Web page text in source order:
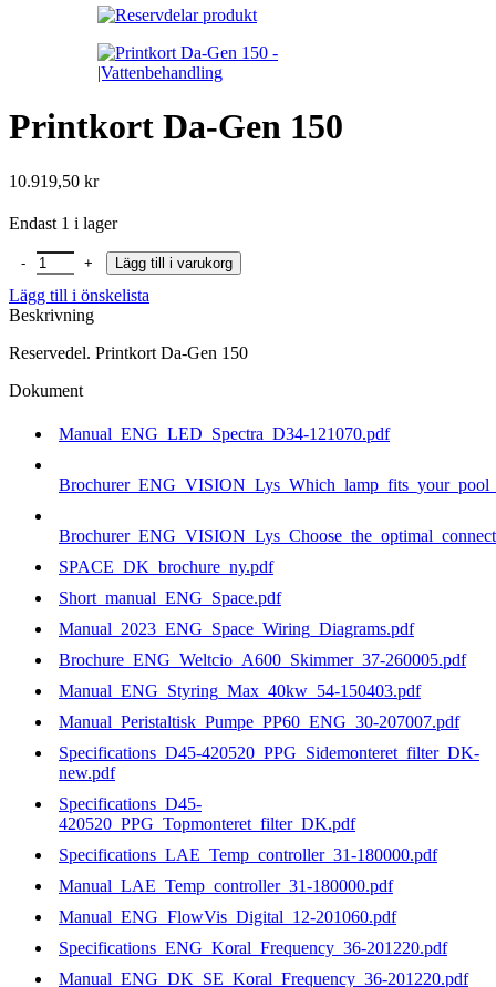
Printkort Da-Gen 150
10.919,50 kr
Endast 1 i lager
Printkort Da-Gen 150 mängd
Lägg till i varukorg
Lägg till i önskelista
Beskrivning
Reservedel. Printkort Da-Gen 150
Dokument
Manual_ENG_LED_Spectra_D34-121070.pdf
SPACE_DK_brochure_ny.pdf
Short_manual_ENG_Space.pdf
Manual_2023_ENG_Space_Wiring_Diagrams.pdf
Brochure_ENG_Weltcio_A600_Skimmer_37-260005.pdf
Manual_ENG_Styring_Max_40kw_54-150403.pdf
Manual_Peristaltisk_Pumpe_PP60_ENG_30-207007.pdf
Specifications_D45-420520_PPG_Sidemonteret_filter_DK-
new.pdf
Specifications_D45-
420520_PPG_Topmonteret_filter_DK.pdf
Specifications_LAE_Temp_controller_31-180000.pdf
Manual_LAE_Temp_controller_31-180000.pdf
Manual_ENG_FlowVis_Digital_12-201060.pdf
Specifications_ENG_Koral_Frequency_36-201220.pdf
Manual_ENG_DK_SE_Koral_Frequency_36-201220.pdf